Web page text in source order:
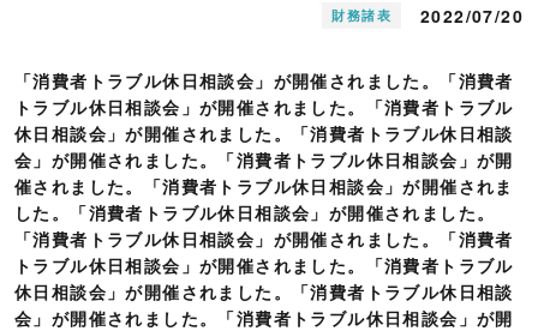
財務諸表 2022/07/20
「消費者トラブル休日相談会」が開催されました。「消費者
トラブル休日相談会」が開催されました。「消費者トラブル
休日相談会」が開催されました。「消費者トラブル休日相談
会」が開催されました。「消費者トラブル休日相談会」が開
催されました。「消費者トラブル休日相談会」が開催されま
した。「消費者トラブル休日相談会」が開催されました。
「消費者トラブル休日相談会」が開催されました。「消費者
トラブル休日相談会」が開催されました。「消費者トラブル
休日相談会」が開催されました。「消費者トラブル休日相談
会」が開催されました。「消費者トラブル休日相談会」が開